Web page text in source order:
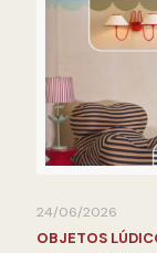
24/06/2026
OBJETOS